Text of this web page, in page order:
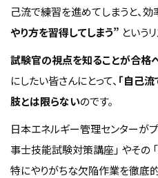
己流で練習を進めてしまうと、効
やり方を習得してしまう” という
試験官の視点を知ることが合格
にしたい皆さんにとって、 「自己
肢とは限らないのです。
日本エネルギー管理センターが
事士技能試験対策講座」 やその
特にやりがちな欠陥作業を徹底